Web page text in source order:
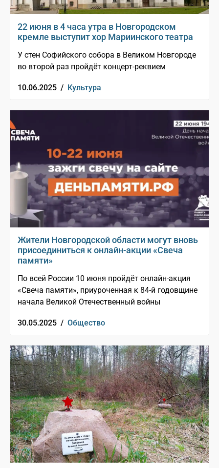
22 июня в 4 часа утра в Новгородском
кремле выступит хор Мариинского театра
У стен Софийского собора в Великом Новгороде
во второй раз пройдёт концерт-реквием
10.06.2025 / Культура
Жители Новгородской области могут вновь
присоединиться к онлайн-акции «Свеча
памяти»
По всей России 10 июня пройдёт онлайн-акция
«Свеча памяти», приуроченная к 84-й годовщине
начала Великой Отечественный войны
30.05.2025 / Общество